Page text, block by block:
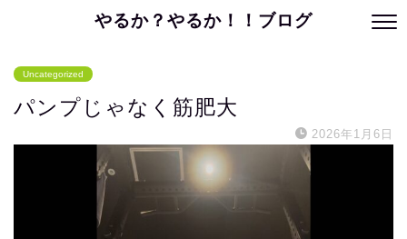
やるか？やるか！！ブログ
Uncategorized
パンプじゃなく筋肥大
2026年1月6日